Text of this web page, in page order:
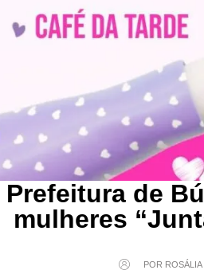
Prefeitura de
mulheres
POR